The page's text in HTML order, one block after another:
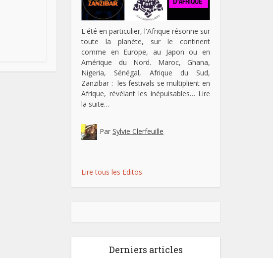
L'été en particulier, l'Afrique résonne sur
toute la planète, sur le continent
comme en Europe, au Japon ou en
Amérique du Nord. Maroc, Ghana,
Nigeria, Sénégal, Afrique du Sud,
Zanzibar : les festivals se multiplient en
Afrique, révélant les inépuisables… Lire
la suite…
Par Sylvie Clerfeuille
Lire tous les Editos
Derniers articles